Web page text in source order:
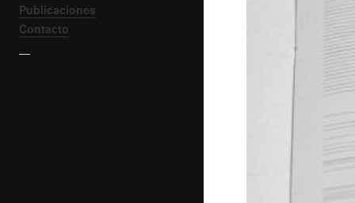
Publicaciones
Contacto
—